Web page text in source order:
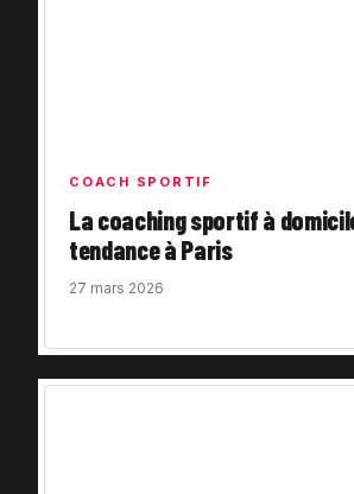
COACH SPORTIF
La coaching sportif à
tendance à Paris
27 mars 2026